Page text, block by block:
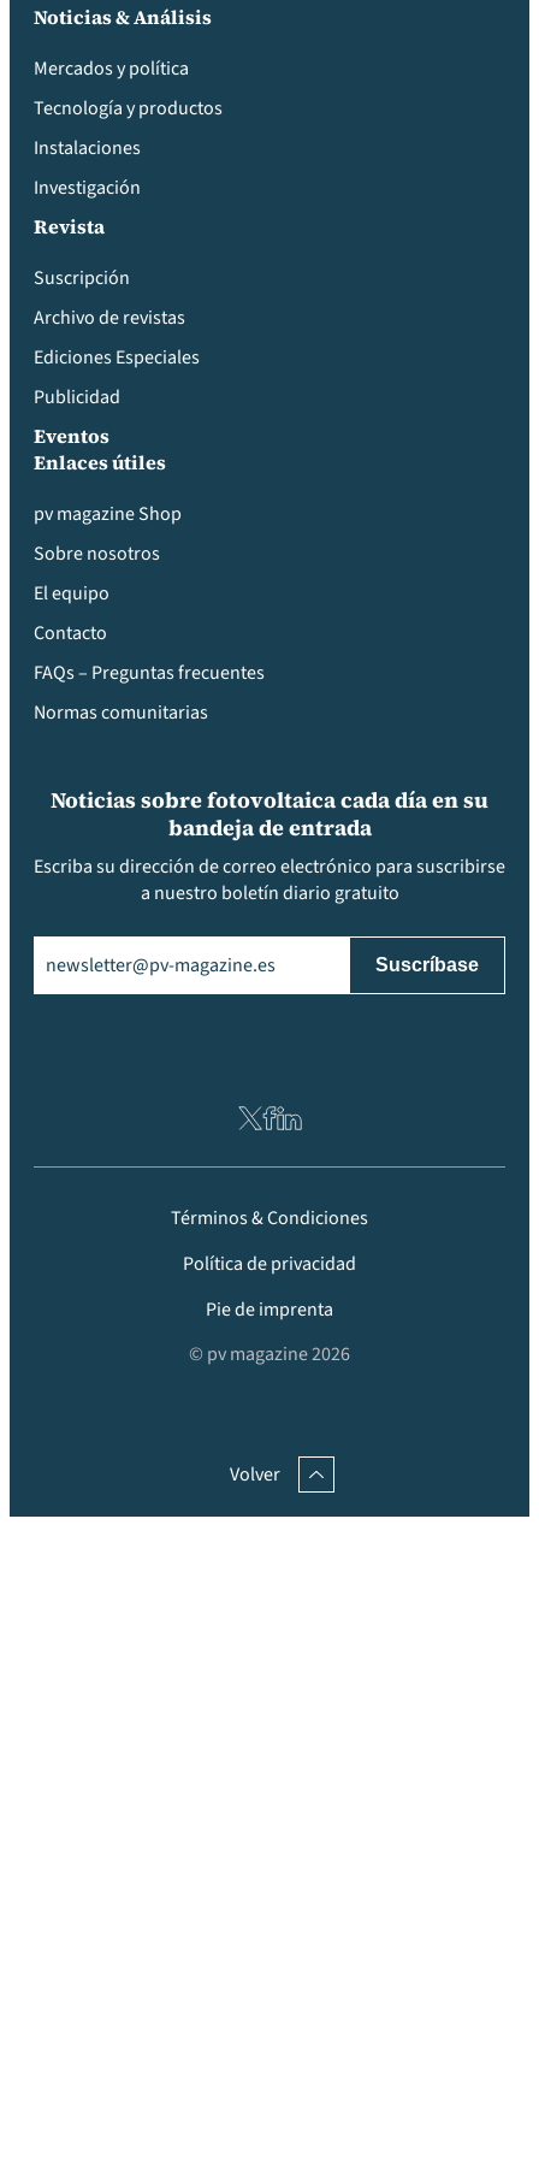
Noticias & Análisis
Mercados y política
Tecnología y productos
Instalaciones
Investigación
Revista
Suscripción
Archivo de revistas
Ediciones Especiales
Publicidad
Eventos
Enlaces útiles
pv magazine Shop
Sobre nosotros
El equipo
Contacto
FAQs – Preguntas frecuentes
Normas comunitarias
Noticias sobre fotovoltaica cada día en su
bandeja de entrada
Escriba su dirección de correo electrónico para suscribirse
a nuestro boletín diario gratuito
Términos & Condiciones
Política de privacidad
Pie de imprenta
© pv magazine 2026
Volver